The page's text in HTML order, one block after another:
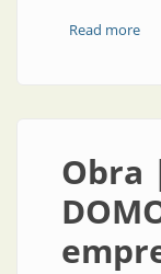
Read more
Obra